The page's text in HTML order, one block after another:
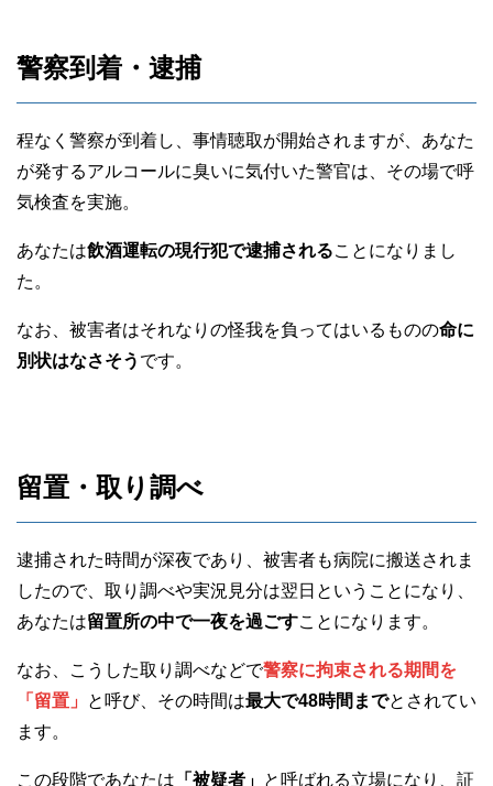
警察到着・逮捕
程なく警察が到着し、事情聴取が開始されますが、あなた
が発するアルコールに臭いに気付いた警官は、その場で呼
気検査を実施。
あなたは飲酒運転の現行犯で逮捕されることになりまし
た。
なお、被害者はそれなりの怪我を負ってはいるものの命に
別状はなさそう です。
留置・取り調べ
逮捕された時間が深夜であり、被害者も病院に搬送されま
したので、取り調べや実況見分は翌日ということになり、
あなたは留置所の中で一夜を過ごすことになります。
なお、こうした取り調べなどで警察に拘束される期間を
「留置」
と呼び、その時間は最大で48時間までとされてい
ます。
この段階であなたは 「被疑者」 と呼ばれる立場になり、証